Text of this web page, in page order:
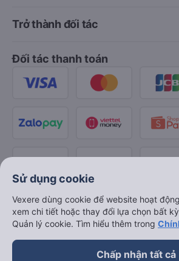
Trở thành đối tác
Đối tác thanh toán
Sử dụng cookie
Vexere dùng cookie để website hoạt
xem chi tiết hoặc thay đổi lựa chọn bất
Quản lý cookie. Tìm hiểu thêm trong
Chấp nhận tất cả